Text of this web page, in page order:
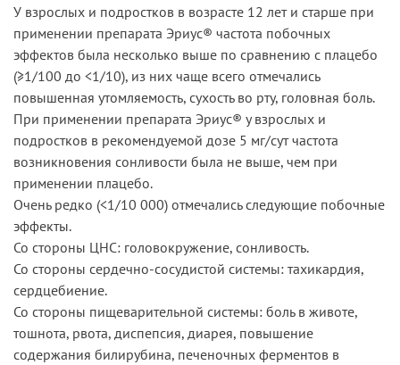
У взрослых и подростков в возрасте 12 лет и старше при
применении препарата Эриус® частота побочных
эффектов была несколько выше по сравнению с плацебо
(≥1/100 до <1/10), из них чаще всего отмечались
повышенная утомляемость, сухость во рту, головная боль.
При применении препарата Эриус® у взрослых и
подростков в рекомендуемой дозе 5 мг/сут частота
возникновения сонливости была не выше, чем при
применении плацебо.
Очень редко (<1/10 000) отмечались следующие побочные
эффекты.
Со стороны ЦНС: головокружение, сонливость.
Со стороны сердечно-сосудистой системы: тахикардия,
сердцебиение.
Со стороны пищеварительной системы: боль в животе,
тошнота, рвота, диспепсия, диарея, повышение
содержания билирубина, печеночных ферментов в